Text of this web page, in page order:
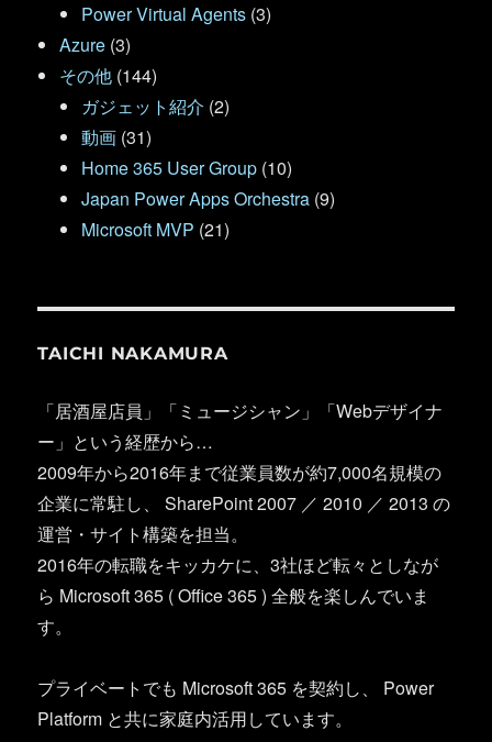
Power Virtual Agents (3)
Azure (3)
その他 (144)
ガジェット紹介 (2)
動画 (31)
Home 365 User Group (10)
Japan Power Apps Orchestra (9)
Microsoft MVP (21)
TAICHI NAKAMURA
「居酒屋店員」「ミュージシャン」「Webデザイナ
ー」という経歴から…
2009年から2016年まで従業員数が約7,000名規模の
企業に常駐し、 SharePoint 2007 ／ 2010 ／ 2013 の
運営・サイト構築を担当。
2016年の転職をキッカケに、3社ほど転々としなが
ら Microsoft 365 ( Office 365 ) 全般を楽しんでいま
す。
プライベートでも Microsoft 365 を契約し、 Power
Platform と共に家庭内活用しています。